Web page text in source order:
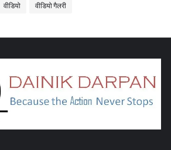
वीडियो वीडियो गैलरी